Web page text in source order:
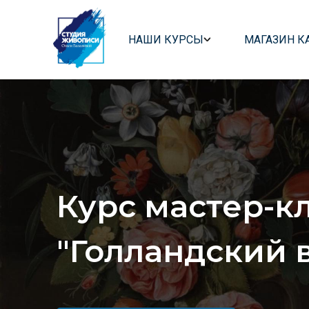
НАШИ КУРСЫ МАГАЗИН
Главная страница / Серии масте-классов / Курс
Курс мастер-
"Голландский